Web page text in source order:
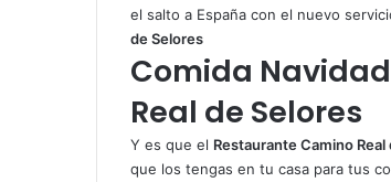
el salto a España con el nuevo
de Selores
Comida
Real de Selores
Y es que el Restaurante Camino Real
que los tengas en tu casa para tus